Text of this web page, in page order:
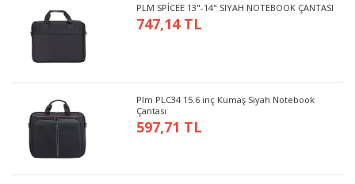
PLM SPİCEE 13"-14" SIYAH NOTEBOOK ÇANTASI
747,14 TL
Plm PLC34 15.6 inç Kumaş Siyah Notebook
Çantası
597,71 TL